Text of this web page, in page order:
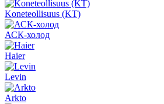
Koneteollisuus (KT)
АСК-холод
Haier
Levin
Arkto